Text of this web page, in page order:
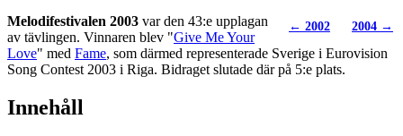
← 2002 2004 →
Melodifestivalen 2003 var den 43:e upplagan
av tävlingen. Vinnaren blev "Give Me Your
Love" med Fame, som därmed representerade Sverige i Eurovision
Song Contest 2003 i Riga. Bidraget slutade där på 5:e plats.
Innehåll